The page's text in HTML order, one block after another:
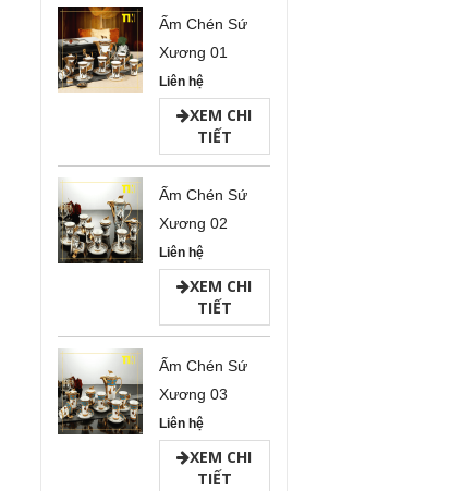
Ấm Chén Sứ
Xương 01
Liên hệ
XEM CHI
TIẾT
Ấm Chén Sứ
Xương 02
Liên hệ
XEM CHI
TIẾT
Ấm Chén Sứ
Xương 03
Liên hệ
XEM CHI
TIẾT